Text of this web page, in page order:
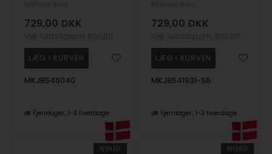
729,00 DKK
MKJ8546040
Fjernlager 1-3 hverdage
729,00 DKK
MKJ8541931-56
Fjernlager 1-3 hverdage
NYHED
NYHED